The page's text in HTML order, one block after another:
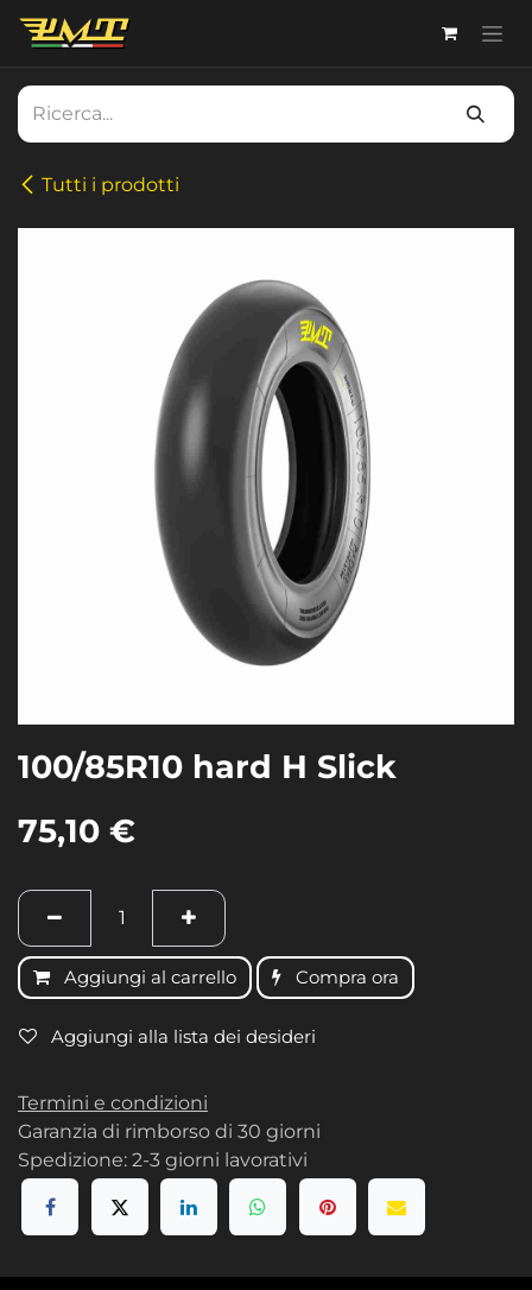
Tutti i prodotti
100/85R10 hard H Slick
75,10 €
Aggiungi al carrello Compra ora
Aggiungi alla lista dei desideri
Termini e condizioni
Garanzia di rimborso di 30 giorni
Spedizione: 2-3 giorni lavorativi